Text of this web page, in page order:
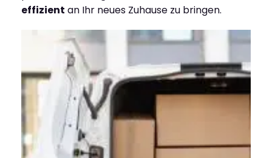
effizient an Ihr neues Zuhause zu bringen.